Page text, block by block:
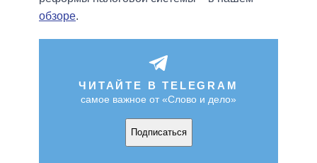
обзоре.
ЧИТАЙТЕ В TELEGRAM
самое важное от «Слово и дело»
Подписаться